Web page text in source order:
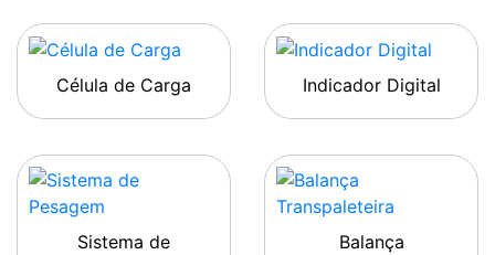
Célula de Carga Indicador Digital
Sistema de
Balança